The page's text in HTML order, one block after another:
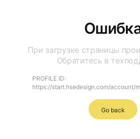
При загрузке страницы
Обратитесь в
PROFILE ID:
https://start.hsedesign.com/account/
Go back